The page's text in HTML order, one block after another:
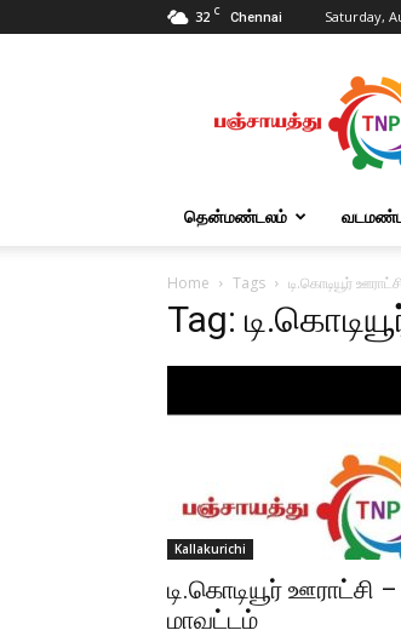
32 C Chennai Saturday,
தென்மண்டலம்
Home Tags டி.கொடியூர் ஊராட்சி
Tag:
Kallakurichi
டி.கொடியூர் ஊராட்சி
மாவட்டம்